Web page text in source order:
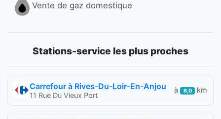
Vente de gaz domestique
Stations-service les plus proches
Carrefour à Rives-Du-Loir-En-Anjou
11 Rue Du Vieux Port
à 6,0 km